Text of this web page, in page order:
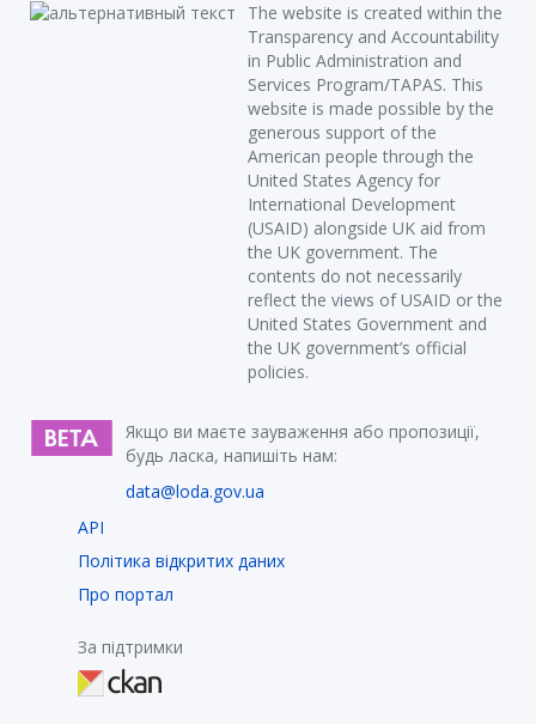
The website is created within the
Transparency and Accountability
in Public Administration and
Services Program/TAPAS. This
website is made possible by the
generous support of the
American people through the
United States Agency for
International Development
(USAID) alongside UK aid from
the UK government. The
contents do not necessarily
reflect the views of USAID or the
United States Government and
the UK government’s official
policies.
Якщо ви маєте зауваження або пропозиції,
будь ласка, напишіть нам:
data@loda.gov.ua
API
Політика відкритих даних
Про портал
За підтримки